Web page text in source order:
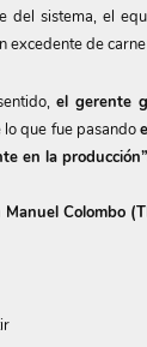
del sistema, el
excedente de
el gerente
lo que fue pasando
en la
Manuel Colombo